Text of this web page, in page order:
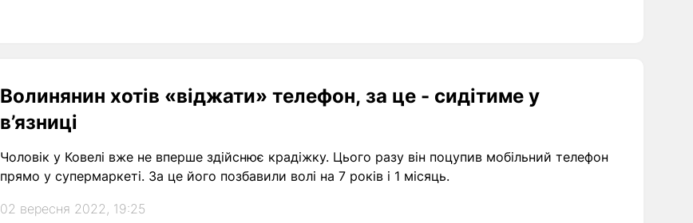
Волинянин хотів «віджати» телефон, за це - сидітиме у
в’язниці
Чоловік у Ковелі вже не вперше здійснює крадіжку. Цього разу він поцупив мобільний телефон
прямо у супермаркеті. За це його позбавили волі на 7 років і 1 місяць.
02 вересня 2022, 19:25